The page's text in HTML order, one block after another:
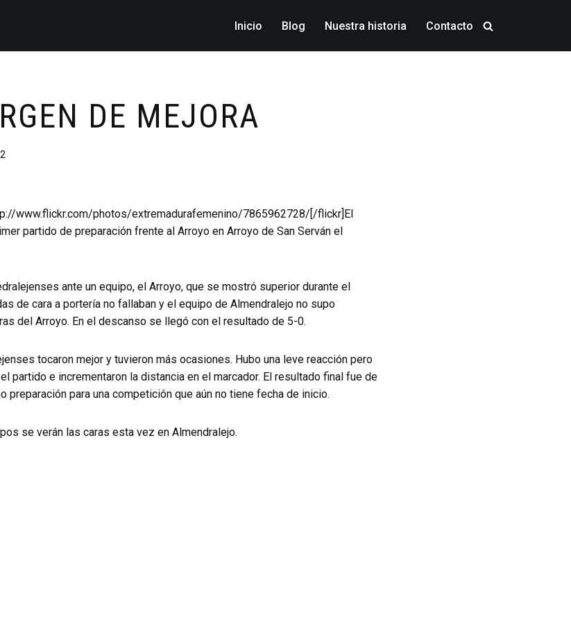
Inicio Blog Nuestra historia Contacto
DE MEJORA
www.flickr.com/photos/extremadurafemenino/7865962728/[/flickr]El
partido de preparación frente al Arroyo en Arroyo de San Serván el
ante un equipo, el Arroyo, que se mostró superior durante el
de cara a portería no fallaban y el equipo de Almendralejo no supo
del Arroyo. En el descanso se llegó con el resultado de 5-0.
tocaron mejor y tuvieron más ocasiones. Hubo una leve reacción pero
partido e incrementaron la distancia en el marcador. El resultado final fue de
preparación para una competición que aún no tiene fecha de inicio.
se verán las caras esta vez en Almendralejo.